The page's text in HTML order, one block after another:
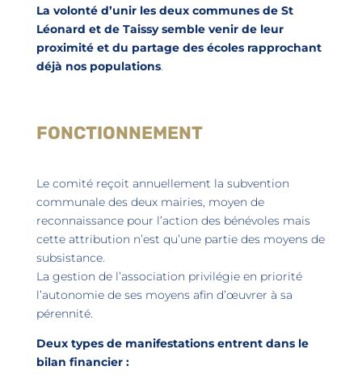
La volonté d’unir les deux communes de St
Léonard et de Taissy semble venir de leur
proximité et du partage des écoles rapprochant
déjà nos populations.
FONCTIONNEMENT
Le comité reçoit annuellement la subvention
communale des deux mairies, moyen de
reconnaissance pour l’action des bénévoles mais
cette attribution n’est qu’une partie des moyens de
subsistance.
La gestion de l’association privilégie en priorité
l’autonomie de ses moyens afin d’œuvrer à sa
pérennité.
Deux types de manifestations entrent dans le
bilan financier :